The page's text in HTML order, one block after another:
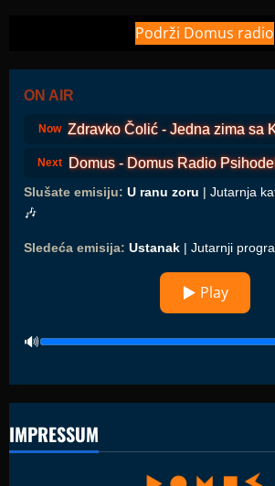
Podrži Domus radio
ON AIR
Now Zdravko Čolić - Jedna zima sa
Next Domus - Domus Radio
Slušate emisiju: U ranu zoru | Jutarnja
🎶
Sledeća emisija: Ustanak | Jutarnji
▶ Play
IMPRESSUM